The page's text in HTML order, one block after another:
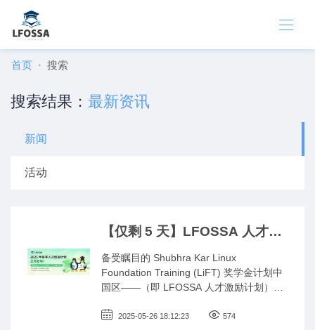
首页 搜索
搜索结果： 最新资讯
新闻
活动
【仅剩 5 天】LFOSSA 人才激
止，机不可失，立刻行动！
备受瞩目的 Shubhra Kar Linux
Foundation Training (LiFT) 奖学金计划中
国区——（即 LFOSSA 人才激励计划），
为 2025 年 5 月 30 日！仅剩最后 5 天，机
2025-05-26 18:12:23 574